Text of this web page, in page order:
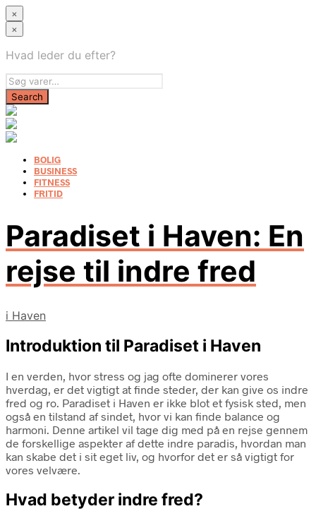
×
×
Hvad leder du efter?
BOLIG
BUSINESS
FITNESS
FRITID
Paradiset i Haven: En
rejse til indre fred
i Haven
Introduktion til Paradiset i Haven
I en verden, hvor stress og jag ofte dominerer vores
hverdag, er det vigtigt at finde steder, der kan give os indre
fred og ro. Paradiset i Haven er ikke blot et fysisk sted, men
også en tilstand af sindet, hvor vi kan finde balance og
harmoni. Denne artikel vil tage dig med på en rejse gennem
de forskellige aspekter af dette indre paradis, hvordan man
kan skabe det i sit eget liv, og hvorfor det er så vigtigt for
vores velvære.
Hvad betyder indre fred?